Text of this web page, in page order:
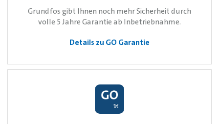
Grundfos gibt Ihnen noch mehr Sicherheit durch
volle 5 Jahre Garantie ab Inbetriebnahme.
Details zu GO Garantie